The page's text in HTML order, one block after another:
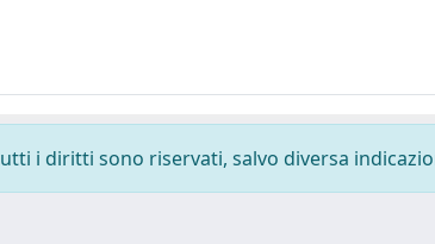
i diritti sono riservati, salvo diversa